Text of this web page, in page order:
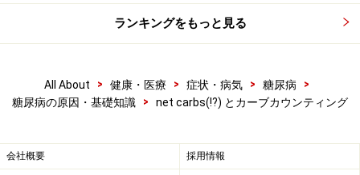
で何のアクションも取らなくていいとしています。つま
り、net carbsもファイバーも糖アルコールも無視してよ
もし、患者が厳格なインスリン治療をしていて、食事計
ン レシオ」で糖尿病マネージメントをしているのなら、
次のような計算方法も選べるとしています。
ランキングをもっと見る
All About > 健康・医療 > 症状・病気 > 糖尿病
>
糖尿病の原因・基礎知識
> net carbs(!?) とカーブカウンティング
会社概要 採用情報